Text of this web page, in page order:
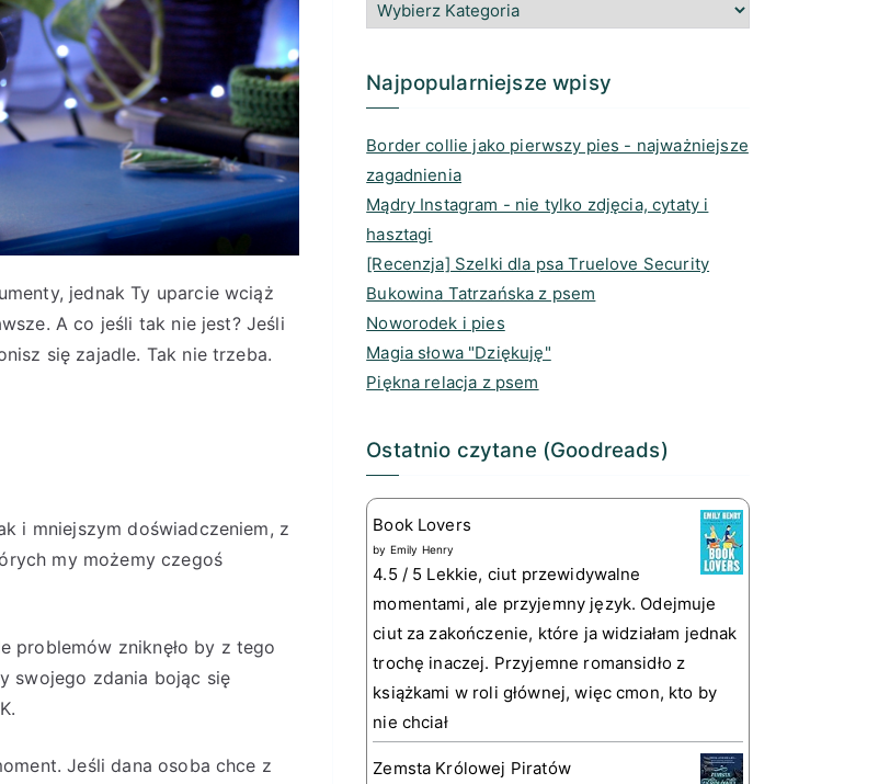
jednak Ty uparcie wciąż
A co jeśli tak nie jest? Jeśli
się zajadle. Tak nie trzeba.
i mniejszym doświadczeniem, z
my możemy czegoś
problemów zniknęło by z tego
swojego zdania bojąc się
Jeśli dana osoba chce z
g
m
Najpopularniejsze wpisy
Border collie jako pierwszy pies - najważniejsze
zagadnienia
Mądry Instagram - nie tylko zdjęcia, cytaty i
hasztagi
[Recenzja] Szelki dla psa Truelove Security
Bukowina Tatrzańska z psem
Noworodek i pies
Magia słowa "Dziękuję"
Piękna relacja z psem
Ostatnio czytane (Goodreads)
Book Lovers
by Emily Henry
4.5 / 5 Lekkie, ciut przewidywalne
momentami, ale przyjemny język. Odejmuje
ciut za zakończenie, które ja widziałam jednak
trochę inaczej. Przyjemne romansidło z
książkami w roli głównej, więc cmon, kto by
nie chciał
Zemsta Królowej Piratów